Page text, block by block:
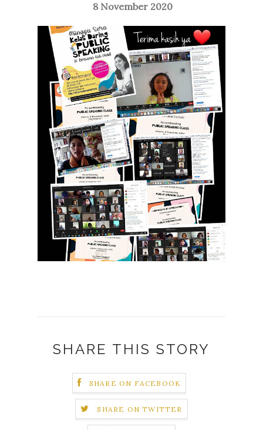
8 November 2020
SHARE THIS STORY
SHARE ON FACEBOOK
SHARE ON TWITTER